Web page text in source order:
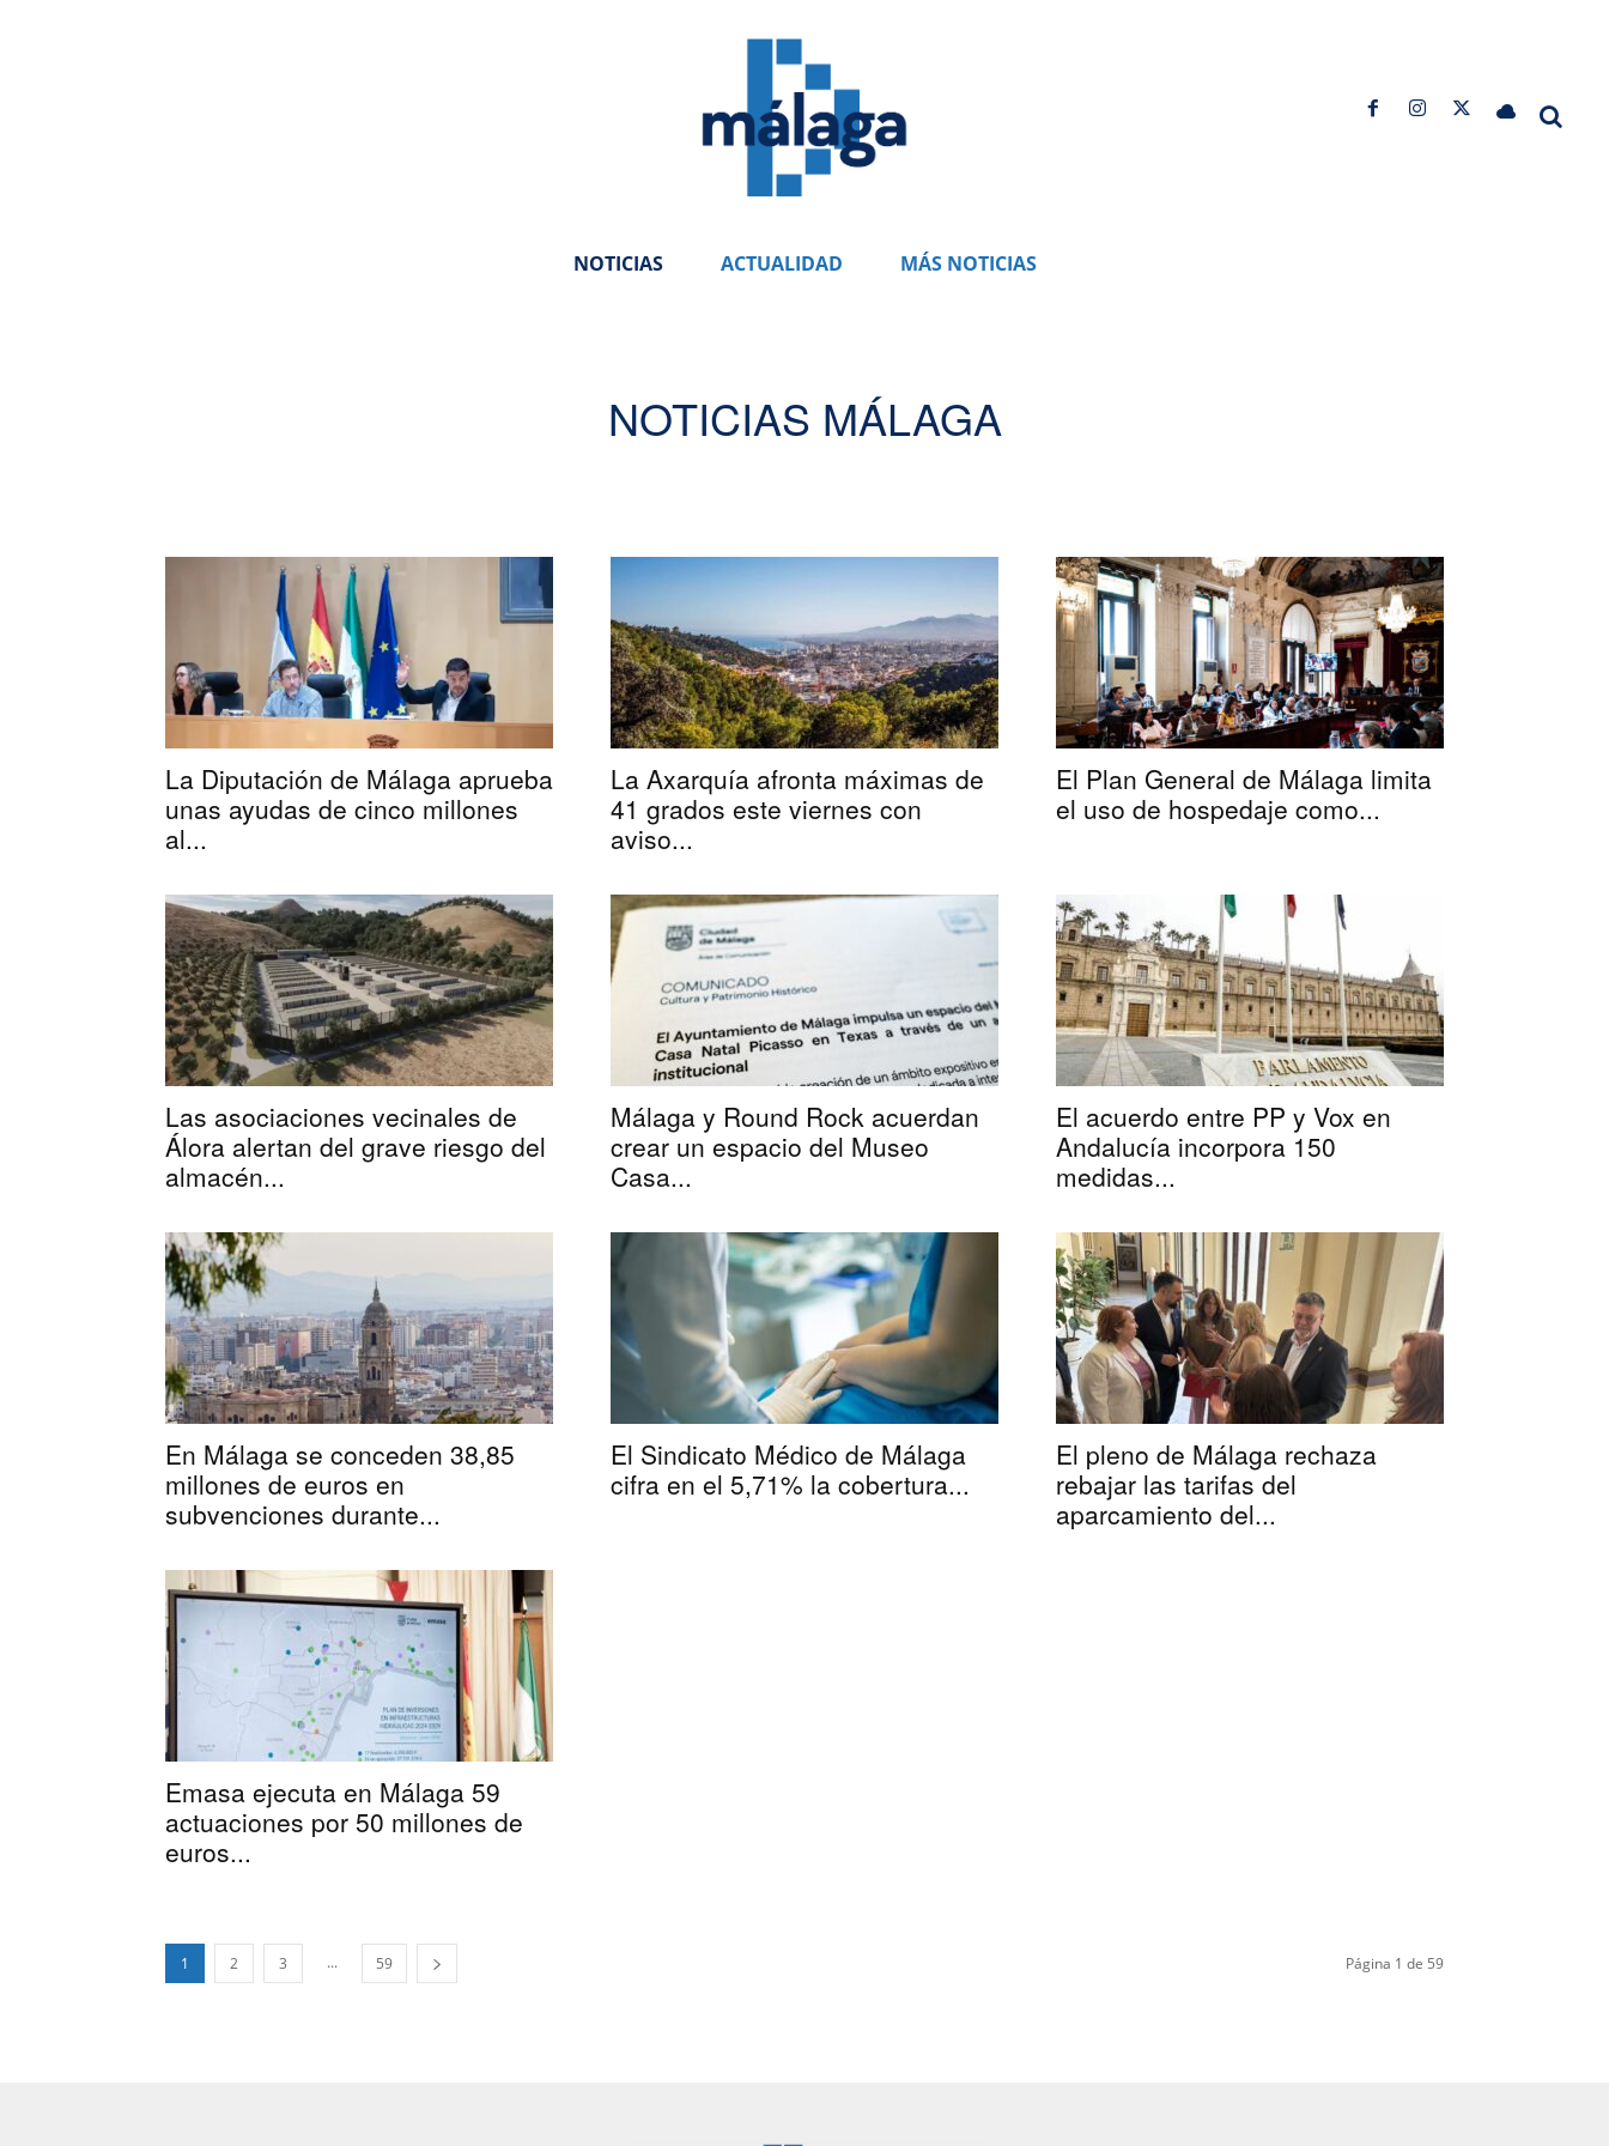
NOTICIAS ACTUALIDAD MÁS NOTICIAS
NOTICIAS MÁLAGA
La Diputación de Málaga aprueba
unas ayudas de cinco millones
al...
La Axarquía afronta máximas de
41 grados este viernes con
aviso...
El Plan General de Málaga limita
el uso de hospedaje como...
Las asociaciones vecinales de
Álora alertan del grave riesgo del
almacén...
Málaga y Round Rock acuerdan
crear un espacio del Museo
Casa...
El acuerdo entre PP y Vox en
Andalucía incorpora 150
medidas...
En Málaga se conceden 38,85
millones de euros en
subvenciones durante...
El Sindicato Médico de Málaga
cifra en el 5,71% la cobertura...
El pleno de Málaga rechaza
rebajar las tarifas del
aparcamiento del...
Emasa ejecuta en Málaga 59
actuaciones por 50 millones de
euros...
1 2 3 ... 59 Página 1 de 59